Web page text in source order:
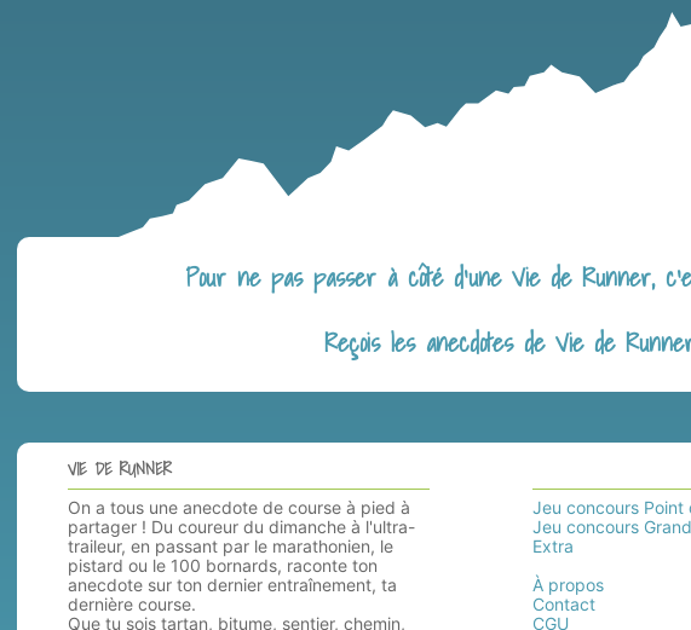
Pour ne pas passer à côté d’une Vie de Runner,
Reçois les anecdotes de Vie de
VIE DE RUNNER
On a tous une anecdote de course à pied à
partager ! Du coureur du dimanche à l'ultra-
traileur, en passant par le marathonien, le
pistard ou le 100 bornards, raconte ton
anecdote sur ton dernier entraînement, ta
dernière course.
Que tu sois tartan, bitume, sentier, chemin,
Jeu concours Point
Jeu concours
Extra
À propos
Contact
CGU